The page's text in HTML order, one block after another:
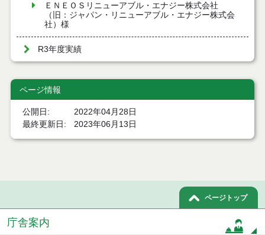
ＥＮＥＯＳリニューアブル・エナジー株式会社
（旧：ジャパン・リニューアブル・エナジー株式会
社）様
R3年度実績
ページ情報
公開日
2022年04月28日
最終更新日
2023年06月13日
ページトップ
庁舎案内